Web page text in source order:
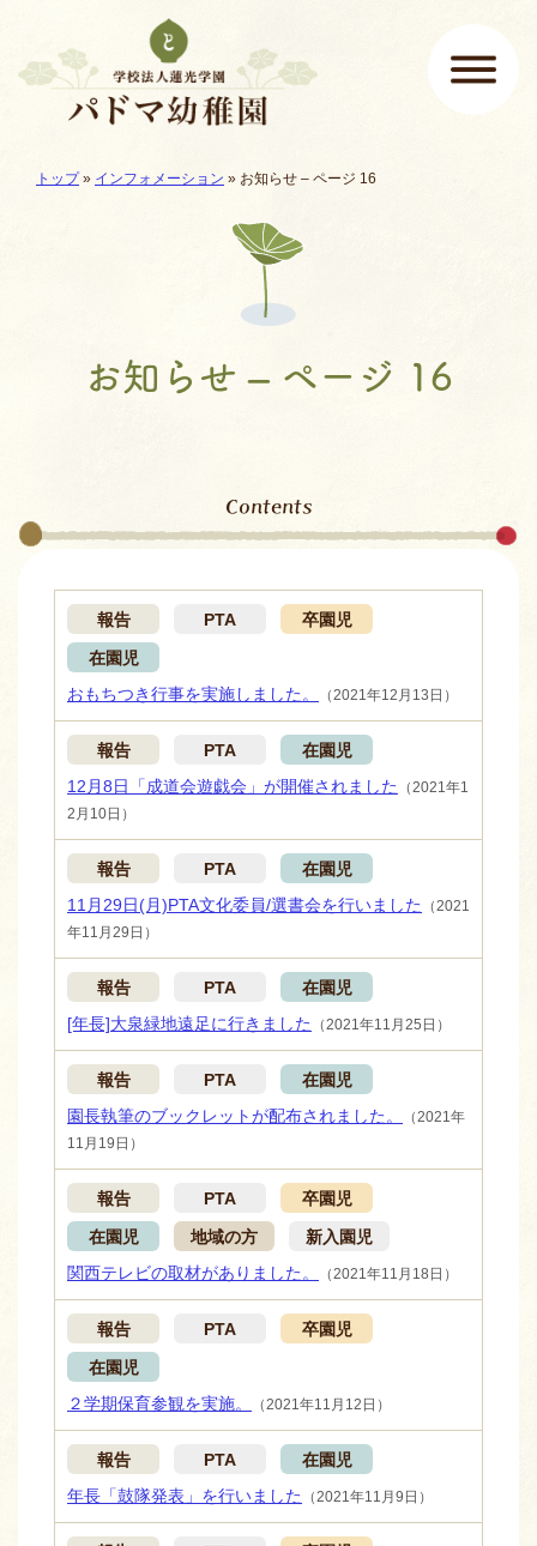
メインメニュー
ここから本文です。
現在地:
トップ» インフォメーション » お知らせ – ページ 16
お知らせ – ページ 16
Contents
報告 PTA
卒園児
在園児
おもちつき行事を実施しました。
（2021年12月13日）
報告 PTA
在園児
12月8日「成道会遊戯会」が開催されました
（2021年1
2月10日）
報告 PTA
在園児
11月29日(月)PTA文化委員/選書会を行いました
（2021
年11月29日）
報告 PTA
在園児
[年長]大泉緑地遠足に行きました
（2021年11月25日）
報告 PTA
在園児
園長執筆のブックレットが配布されました。
（2021年
11月19日）
報告 PTA
卒園児
在園児
地域の方
新入園児
関西テレビの取材がありました。
（2021年11月18日）
報告 PTA
卒園児
在園児
２学期保育参観を実施。
（2021年11月12日）
報告 PTA
在園児
年長「鼓隊発表」を行いました
（2021年11月9日）